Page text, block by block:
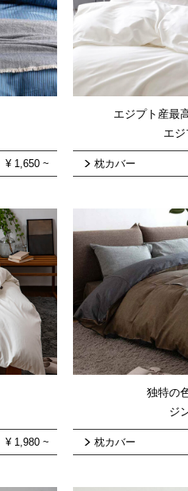
¥ 1,650~
エジプト産最
エ
枕カバー
¥ 1,980~
独特の
ジ
枕カバー